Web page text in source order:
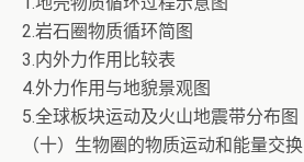
2.岩石圈物质循环简图
3.内外力作用比较表
4.外力作用与地貌景观图
5.全球板块运动及火山地震带分布图
（十）生物圈的物质运动和能量交换